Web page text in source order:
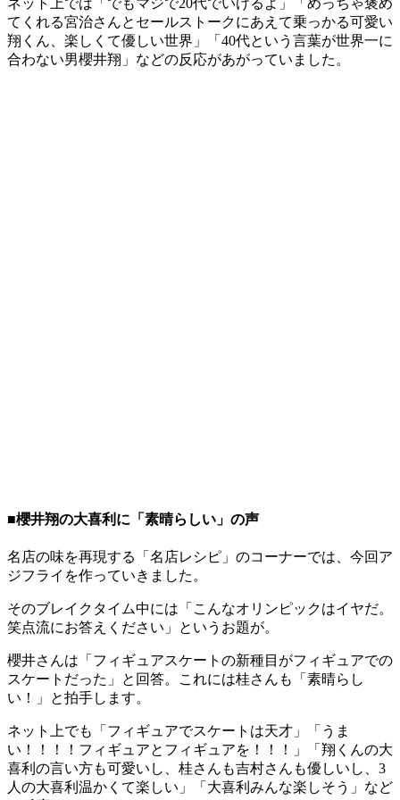
ネット上では「でもマジで20代でいけるよ」「めっちゃ褒め
てくれる宮治さんとセールストークにあえて乗っかる可愛い
翔くん、楽しくて優しい世界」「40代という言葉が世界一に
合わない男櫻井翔」などの反応があがっていました。
■櫻井翔の大喜利に「素晴らしい」の声
名店の味を再現する「名店レシピ」のコーナーでは、今回ア
ジフライを作っていきました。
そのブレイクタイム中には「こんなオリンピックはイヤだ。
笑点流にお答えください」というお題が。
櫻井さんは「フィギュアスケートの新種目がフィギュアでの
スケートだった」と回答。これには桂さんも「素晴らし
い！」と拍手します。
ネット上でも「フィギュアでスケートは天才」「うま
い！！！！フィギュアとフィギュアを！！！」「翔くんの大
喜利の言い方も可愛いし、桂さんも吉村さんも優しいし、3
人の大喜利温かくて楽しい」「大喜利みんな楽しそう」など